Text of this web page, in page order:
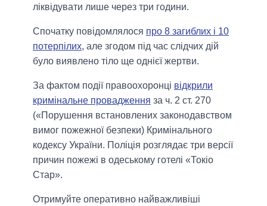
ліквідувати лише через три години.
Спочатку повідомлялося про 8 загиблих і 10
потерпілих, але згодом під час слідчих дій
було виявлено тіло ще однієї жертви.
За фактом події правоохоронці відкрили
кримінальне провадження за ч. 2 ст. 270
(«Порушення встановлених законодавством
вимог пожежної безпеки) Кримінального
кодексу України. Поліція розглядає три версії
причин пожежі в одеському готелі «Токіо
Стар».
Отримуйте оперативно найважливіші